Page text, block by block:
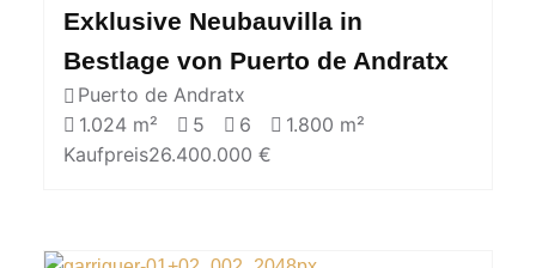
Exklusive Neubauvilla in
Bestlage von Puerto de Andratx
Puerto de Andratx
1.024 m²
5 6
1.800 m²
Kaufpreis26.400.000 €